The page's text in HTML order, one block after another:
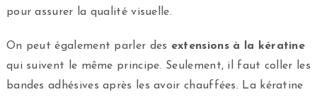
pour assurer la qualité visuelle.
On peut également parler des extensions à la kératine
qui suivent le même principe. Seulement, il faut coller les
bandes adhésives après les avoir chauffées. La kératine